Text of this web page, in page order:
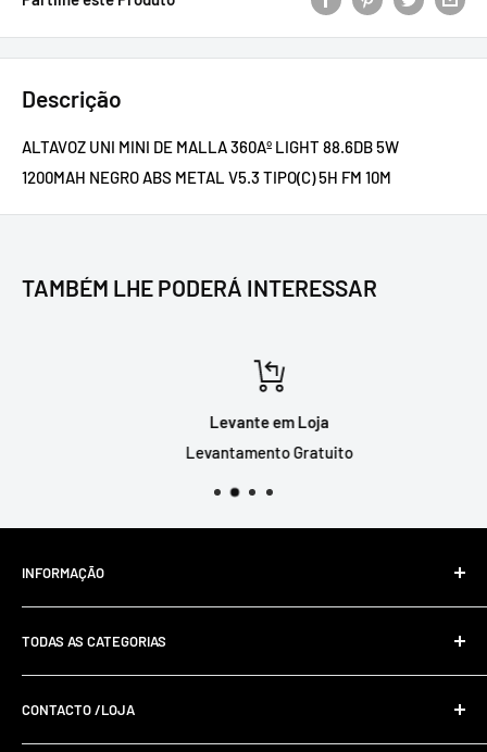
Descrição
ALTAVOZ UNI MINI DE MALLA 360Aº LIGHT 88.6DB 5W
1200MAH NEGRO ABS METAL V5.3 TIPO(C) 5H FM 10M
TAMBÉM LHE PODERÁ INTERESSAR
Levante em Loja
Levantamento Gratuito
INFORMAÇÃO
Livro de Reclamações Online
Resolução De Litígios Online
Política De Privacidade E Cookies
Envios e Devoluções
TODAS AS CATEGORIAS
CONTACTO /LOJA